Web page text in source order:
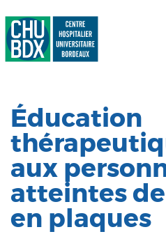
Éducation
aux
atteintes
en plaques